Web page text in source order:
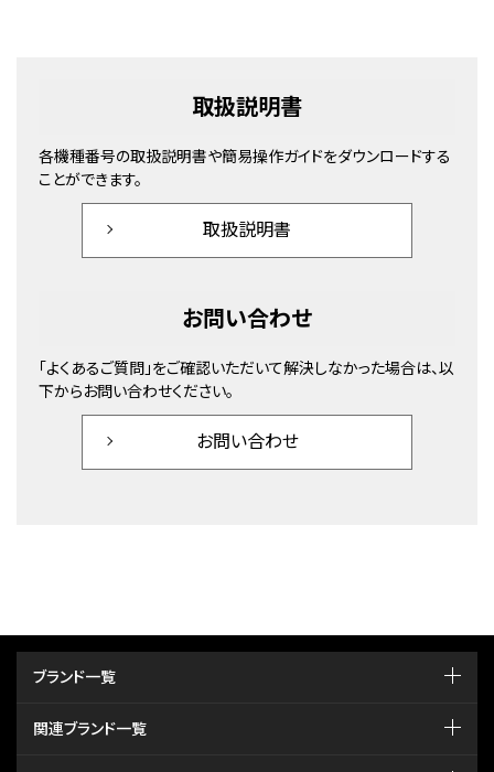
ください。 お問い合わせ窓口はこちら ※費用がかかる場
取扱説明書
各機種番号の取扱説明書や簡易操作ガイドをダウンロードする
ことができます。
取扱説明書
お問い合わせ
「よくあるご質問」をご確認いただいて解決しなかった場合は、以
下からお問い合わせください。
お問い合わせ
ブランド一覧
関連ブランド一覧